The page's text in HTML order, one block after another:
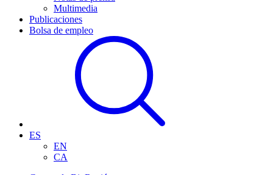
Multimedia
Publicaciones
Bolsa de empleo
ES
EN
CA